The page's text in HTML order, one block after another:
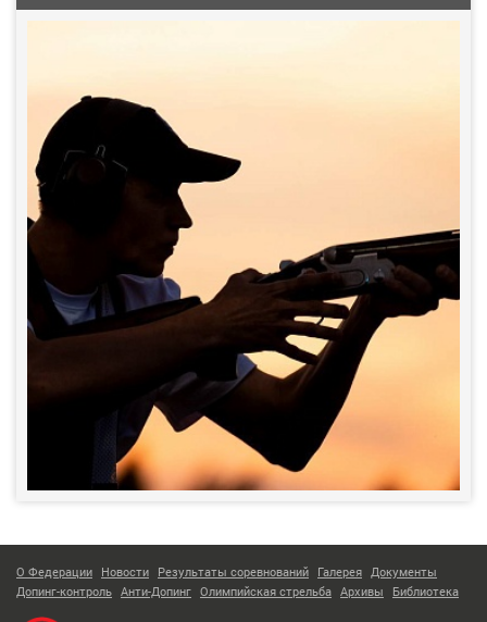
О Федерации Новости Результаты соревнований Галерея Документы
Допинг-контроль Анти-Допинг Олимпийская стрельба Архивы Библиотека